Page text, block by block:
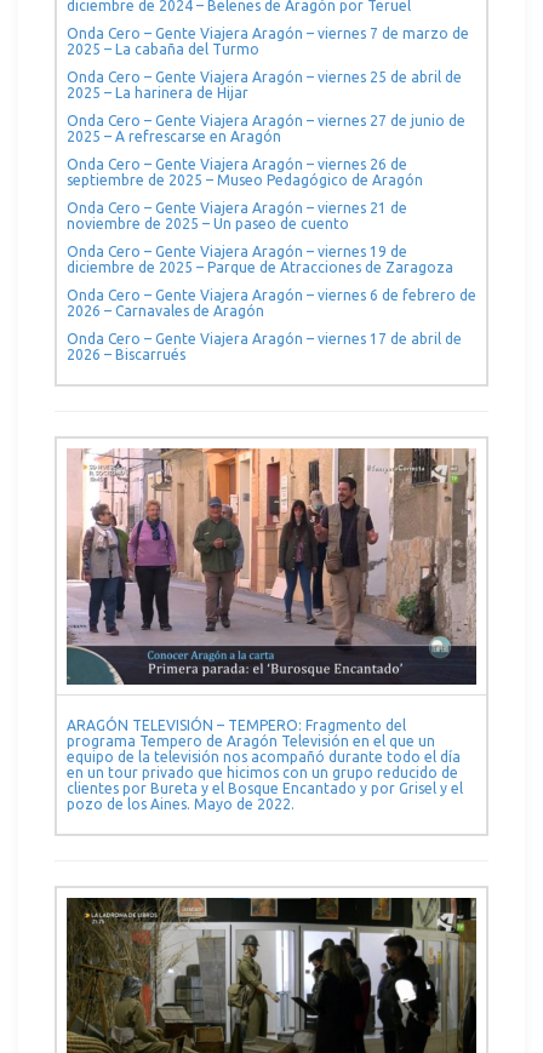
diciembre de 2024 – Belenes de Aragón por Teruel
Onda Cero – Gente Viajera Aragón – viernes 7 de marzo de
2025 – La cabaña del Turmo
Onda Cero – Gente Viajera Aragón – viernes 25 de abril de
2025 – La harinera de Hijar
Onda Cero – Gente Viajera Aragón – viernes 27 de junio de
2025 – A refrescarse en Aragón
Onda Cero – Gente Viajera Aragón – viernes 26 de
septiembre de 2025 – Museo Pedagógico de Aragón
Onda Cero – Gente Viajera Aragón – viernes 21 de
noviembre de 2025 – Un paseo de cuento
Onda Cero – Gente Viajera Aragón – viernes 19 de
diciembre de 2025 – Parque de Atracciones de Zaragoza
Onda Cero – Gente Viajera Aragón – viernes 6 de febrero de
2026 – Carnavales de Aragón
Onda Cero – Gente Viajera Aragón – viernes 17 de abril de
2026 – Biscarrués
ARAGÓN TELEVISIÓN – TEMPERO: Fragmento del
programa Tempero de Aragón Televisión en el que un
equipo de la televisión nos acompañó durante todo el día
en un tour privado que hicimos con un grupo reducido de
clientes por Bureta y el Bosque Encantado y por Grisel y el
pozo de los Aines. Mayo de 2022.